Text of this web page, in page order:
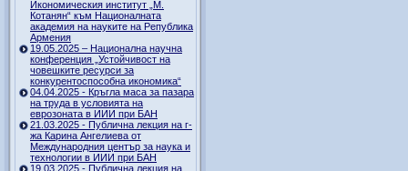
Икономическия институт „М.
Котанян“ към Националната
академия на науките на Република
Армения
19.05.2025 – Национална научна
конференция „Устойчивост на
човешките ресурси за
конкурентоспособна икономика“
04.04.2025 - Кръгла маса за пазара
на труда в условията на
еврозоната в ИИИ при БАН
21.03.2025 - Публична лекция на г-
жа Карина Ангелиева от
Международния център за наука и
технологии в ИИИ при БАН
19.03.2025 - Публична лекция на